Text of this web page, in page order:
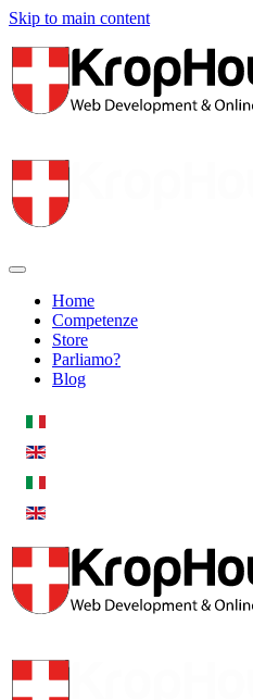
Skip to main content
Home
Competenze
Store
Parliamo?
Blog